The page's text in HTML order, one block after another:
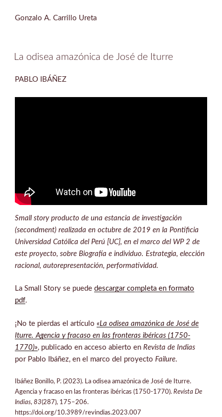
Gonzalo A. Carrillo Ureta
La odisea amazónica de José de Iturre
PABLO IBÁÑEZ
Small story producto de una estancia de investigación
(secondment) realizada en octubre de 2019 en la Pontificia
Universidad Católica del Perú [UC], en el marco del WP 2 de
este proyecto, sobre Biografía e individuo. Estrategia, elección
racional, autorepresentación, performatividad.
La Small Story se puede descargar completa en formato
pdf.
¡No te pierdas el artículo «La odisea amazónica de José de
Iturre. Agencia y fracaso en las fronteras ibéricas (1750-
1770)», publicado en acceso abierto en Revista de Indias
por Pablo Ibáñez, en el marco del proyecto Failure.
Ibáñez Bonillo, P. (2023). La odisea amazónica de José de Iturre.
Agencia y fracaso en las fronteras ibéricas (1750-1770). Revista De
Indias, 83(287), 175–206.
https://doi.org/10.3989/revindias.2023.007